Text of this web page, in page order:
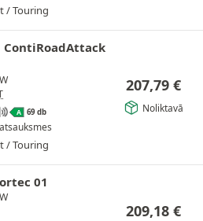
/ Touring
A 69 db
/ Touring
207,79 €
Noliktavā
01
209,18 €